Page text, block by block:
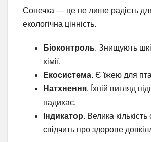
Сонечка — це не лише радість
екологічна цінність.
Біоконтроль. Знищують
хімії.
Екосистема. Є їжею для
Натхнення. Їхній вигляд
надихає.
Індикатор. Велика
свідчить про здорове